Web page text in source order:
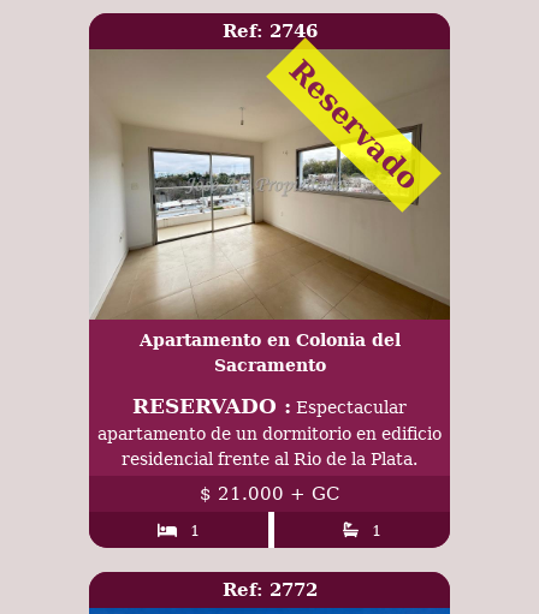
Ref: 2746
Reservado
Apartamento en Colonia del
Sacramento
RESERVADO : Espectacular
apartamento de un dormitorio en edificio
residencial frente al Rio de la Plata.
$ 21.000 + GC
1 1
Ref: 2772